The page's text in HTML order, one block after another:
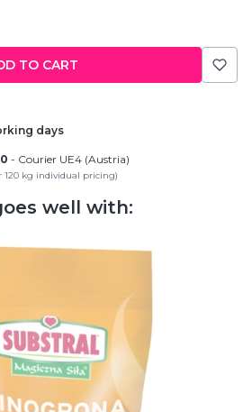
TO CART
days
- Courier UE4 (Austria)
120 kg individual pricing)
well with: